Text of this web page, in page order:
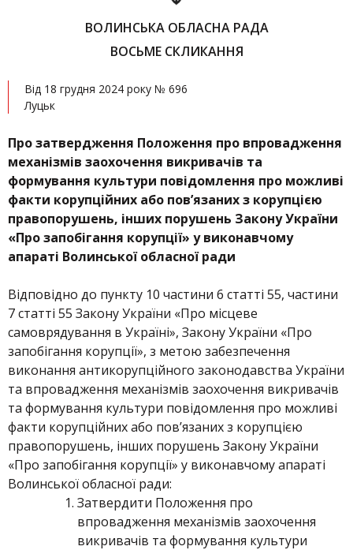
ВОЛИНСЬКА ОБЛАСНА РАДА
ВОСЬМЕ СКЛИКАННЯ
Від 18 грудня 2024 року № 696
Луцьк
Про затвердження Положення про впровадження
механізмів заохочення викривачів та
формування культури повідомлення про можливі
факти корупційних або пов’язаних з корупцією
правопорушень, інших порушень Закону України
«Про запобігання корупції» у виконавчому
апараті Волинської обласної ради
Відповідно до пункту 10 частини 6 статті 55, частини
7 статті 55 Закону України «Про місцеве
самоврядування в Україні», Закону України «Про
запобігання корупції», з метою забезпечення
виконання антикорупційного законодавства України
та впровадження механізмів заохочення викривачів
та формування культури повідомлення про можливі
факти корупційних або пов’язаних з корупцією
правопорушень, інших порушень Закону України
«Про запобігання корупції» у виконавчому апараті
Волинської обласної ради:
Затвердити Положення про
впровадження механізмів заохочення
викривачів та формування культури